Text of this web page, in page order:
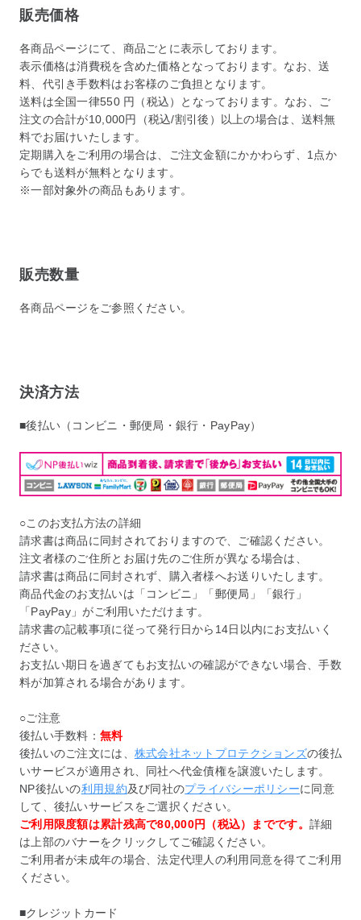
販売価格
各商品ページにて、商品ごとに表示しております。
表示価格は消費税を含めた価格となっております。なお、送
料、代引き手数料はお客様のご負担となります。
送料は全国一律550 円（税込）となっております。なお、ご
注文の合計が10,000円（税込/割引後）以上の場合は、送料無
料でお届けいたします。
定期購入をご利用の場合は、ご注文金額にかかわらず、1点か
らでも送料が無料となります。
※一部対象外の商品もあります。
販売数量
各商品ページをご参照ください。
決済方法
■後払い（コンビニ・郵便局・銀行・PayPay）
○このお支払方法の詳細
請求書は商品に同封されておりますので、ご確認ください。
注文者様のご住所とお届け先のご住所が異なる場合は、
請求書は商品に同封されず、購入者様へお送りいたします。
商品代金のお支払いは「コンビニ」「郵便局」「銀行」
「PayPay」がご利用いただけます。
請求書の記載事項に従って発行日から14日以内にお支払いく
ださい。
お支払い期日を過ぎてもお支払いの確認ができない場合、手数
料が加算される場合があります。
○ご注意
後払い手数料： 無料
後払いのご注文には、 株式会社ネットプロテクションズの後払
いサービスが適用され、同社へ代金債権を譲渡いたします。
NP後払いの利用規約及び同社のプライバシーポリシーに同意
して、後払いサービスをご選択ください。
ご利用限度額は累計残高で80,000円（税込）までです。 詳細
は上部のバナーをクリックしてご確認ください。
ご利用者が未成年の場合、法定代理人の利用同意を得てご利用
ください。
■クレジットカード